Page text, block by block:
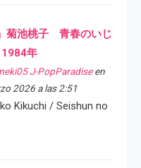
菊池桃子 青春のいじ
年
J-PopParadiseen
2026 a las 2:51
Kikuchi / Seishun no